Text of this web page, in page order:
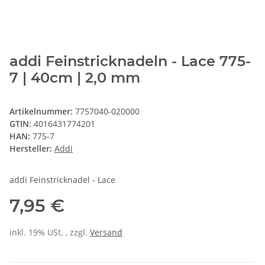
addi Feinstricknadeln - Lace 775-
7 | 40cm | 2,0 mm
Artikelnummer: 7757040-020000
GTIN: 4016431774201
HAN: 775-7
Hersteller: Addi
addi Feinstricknadel - Lace
7,95 €
inkl. 19% USt. , zzgl. Versand